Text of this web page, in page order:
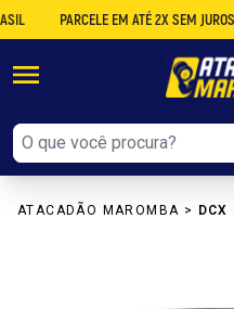
PARCELE EM ATÉ 2X SEM JUROS
ATACADÃO MAROMBA > DCX